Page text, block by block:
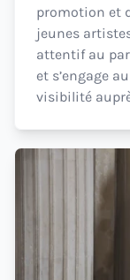
promotion et
jeunes
attentif au
et s’engage
visibilité